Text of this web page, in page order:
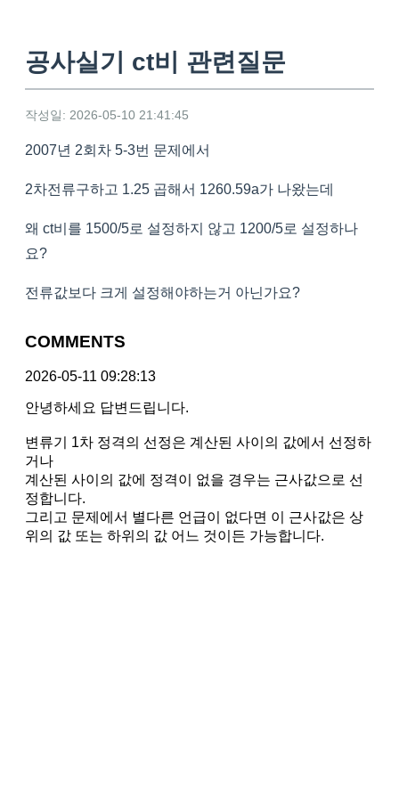
공사실기 ct비 관련질문
작성일: 2026-05-10 21:41:45
2007년 2회차 5-3번 문제에서
2차전류구하고 1.25 곱해서 1260.59a가 나왔는데
왜 ct비를 1500/5로 설정하지 않고 1200/5로 설정하나
요?
전류값보다 크게 설정해야하는거 아닌가요?
COMMENTS
2026-05-11 09:28:13
안녕하세요 답변드립니다.
변류기 1차 정격의 선정은 계산된 사이의 값에서 선정하
거나
계산된 사이의 값에 정격이 없을 경우는 근사값으로 선
정합니다.
그리고 문제에서 별다른 언급이 없다면 이 근사값은 상
위의 값 또는 하위의 값 어느 것이든 가능합니다.